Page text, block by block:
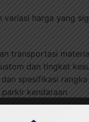
harga yang
transportasi
dan tingkat
spesifikasi rangka
kendaraan